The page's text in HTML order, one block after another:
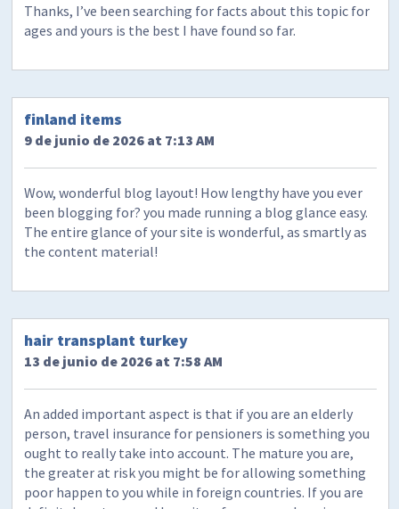
Thanks, I’ve been searching for facts about this topic for
ages and yours is the best I have found so far.
finland items
9 de junio de 2026 at 7:13 AM
Wow, wonderful blog layout! How lengthy have you ever
been blogging for? you made running a blog glance easy.
The entire glance of your site is wonderful, as smartly as
the content material!
hair transplant turkey
13 de junio de 2026 at 7:58 AM
An added important aspect is that if you are an elderly
person, travel insurance for pensioners is something you
ought to really take into account. The mature you are,
the greater at risk you might be for allowing something
poor happen to you while in foreign countries. If you are